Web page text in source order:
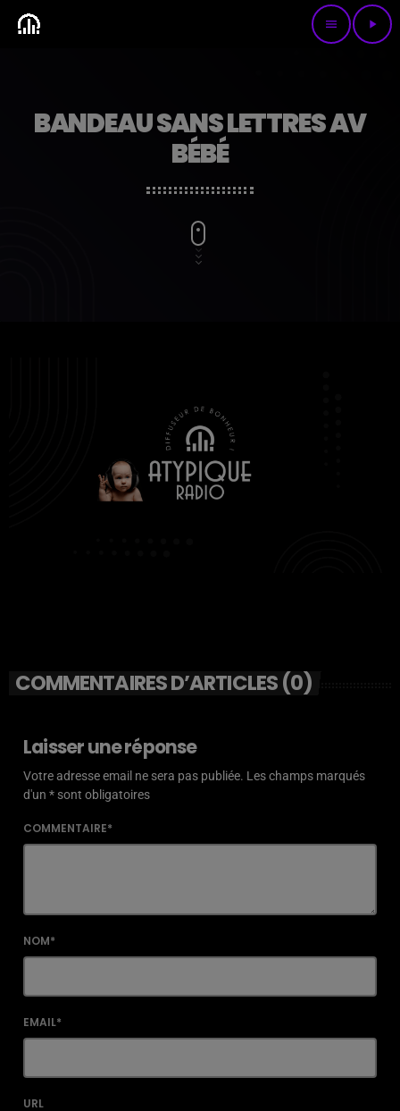
menu play_arrow
BANDEAU SANS LETTRES AV
BÉBÉ
COMMENTAIRES D’ARTICLES (0)
Laisser une réponse
Votre adresse email ne sera pas publiée. Les champs marqués
d'un * sont obligatoires
COMMENTAIRE*
NOM*
EMAIL*
URL